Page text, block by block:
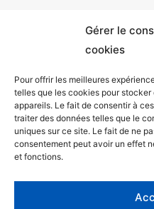
Gérer le
cookies
Pour offrir les meilleures
telles que les cookies pour
appareils. Le fait de consentir à
traiter des données telles que le
uniques sur ce site. Le fait de ne
consentement peut avoir un effet
et fonctions.
Mentions légales
Politique de